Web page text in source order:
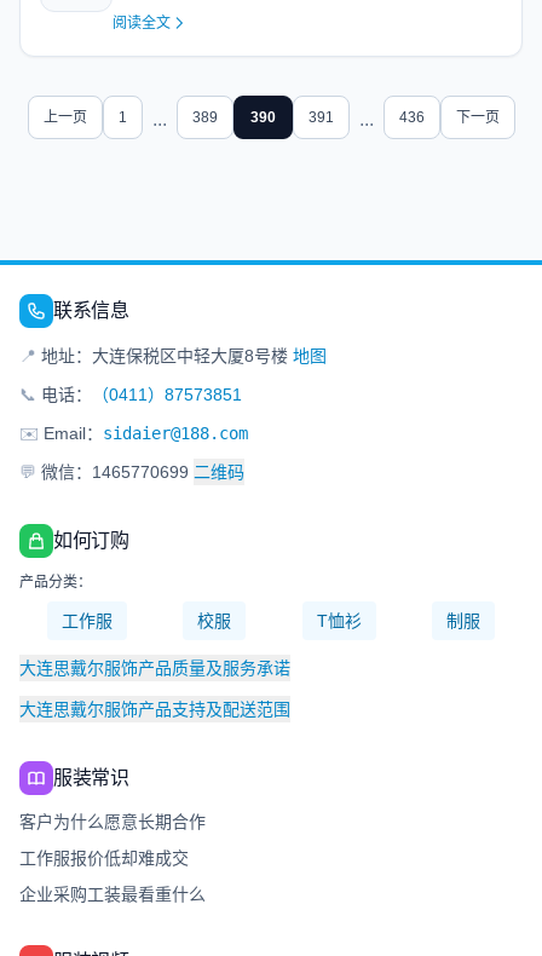
阅读全文
上一页 1 ... 389 390 391 ... 436 下一页
联系信息
📍 地址：大连保税区中轻大厦8号楼 地图
📞 电话：
（0411）87573851
✉️ Email： sidaier@188.com
💬 微信：1465770699 二维码
如何订购
产品分类：
工作服 校服 T恤衫 制服
大连思戴尔服饰产品质量及服务承诺
大连思戴尔服饰产品支持及配送范围
服装常识
客户为什么愿意长期合作
工作服报价低却难成交
企业采购工装最看重什么